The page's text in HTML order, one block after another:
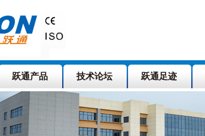
跃通产品 技术论坛 跃通足迹